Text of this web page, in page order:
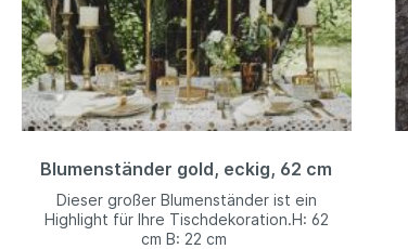
Blumenständer gold, eckig, 62 cm
Dieser großer Blumenständer ist ein
Highlight für Ihre Tischdekoration.H: 62
cm B: 22 cm